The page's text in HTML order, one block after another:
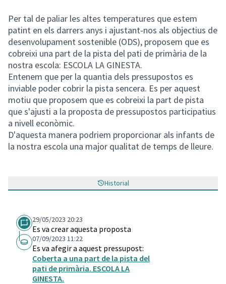
Per tal de paliar les altes temperatures que estem
patint en els darrers anys i ajustant-nos als objectius de
desenvolupament sostenible (ODS), proposem que es
cobreixi una part de la pista del pati de primària de la
nostra escola: ESCOLA LA GINESTA.
Entenem que per la quantia dels pressupostos es
inviable poder cobrir la pista sencera. Es per aquest
motiu que proposem que es cobreixi la part de pista
que s'ajusti a la proposta de pressupostos participatius
a nivell econòmic.
D'aquesta manera podriem proporcionar als infants de
la nostra escola una major qualitat de temps de lleure.
Historial
29/05/2023 20:23
Es va crear aquesta proposta
07/09/2023 11:22
Es va afegir a aquest pressupost:
Coberta a una part de la pista del
pati de primària. ESCOLA LA
GINESTA.